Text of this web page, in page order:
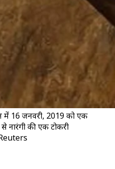
में 16 जनवरी, 2019 को एक
नारंगी की एक टोकरी
Reuters